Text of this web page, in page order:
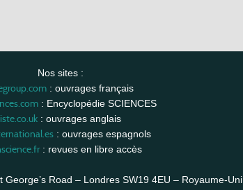
Nos sites :
: ouvrages français
: Encyclopédie SCIENCES
iste.co.uk : ouvrages anglais
: ouvrages espagnols
: revues en libre accès
George’s Road – Londres SW19 4EU – Royaume-Uni